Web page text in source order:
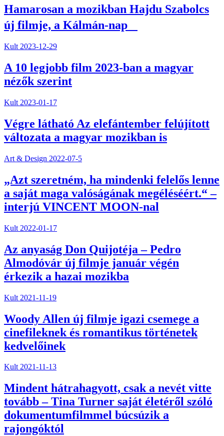
Hamarosan a mozikban Hajdu Szabolcs
új filmje, a Kálmán-nap
Kult 2023-12-29
A 10 legjobb film 2023-ban a magyar
nézők szerint
Kult 2023-01-17
Végre látható Az elefántember felújított
változata a magyar mozikban is
Art & Design 2022-07-5
„Azt szeretném, ha mindenki felelős lenne
a saját maga valóságának megéléséért.“ –
interjú VINCENT MOON-nal
Kult 2022-01-17
Az anyaság Don Quijotéja – Pedro
Almodóvár új filmje január végén
érkezik a hazai mozikba
Kult 2021-11-19
Woody Allen új filmje igazi csemege a
cinefileknek és romantikus történetek
kedvelőinek
Kult 2021-11-13
Mindent hátrahagyott, csak a nevét vitte
tovább – Tina Turner saját életéről szóló
dokumentumfilmmel búcsúzik a
rajongóktól